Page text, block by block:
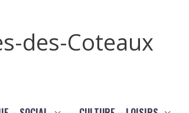
des-Coteaux